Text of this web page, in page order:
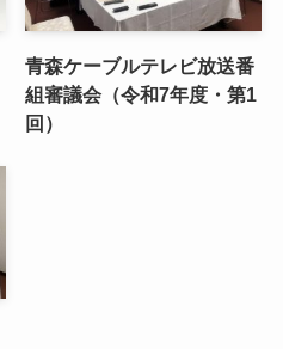
青森ケーブルテレビ放送番
組審議会（令和7年度・第1
回）